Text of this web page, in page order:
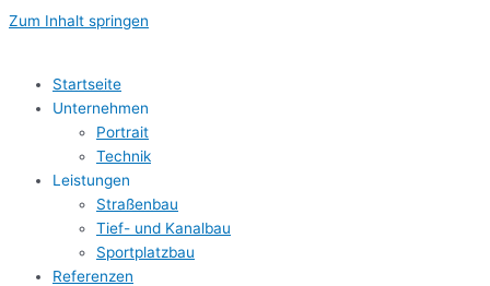
Zum Inhalt springen
Startseite
Unternehmen
Portrait
Technik
Leistungen
Straßenbau
Tief- und Kanalbau
Sportplatzbau
Referenzen